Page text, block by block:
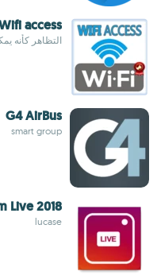
access
التظاهر كأنه
G4 AirBus
smart group
Live 2018
lucase